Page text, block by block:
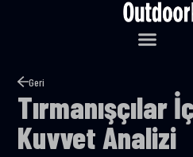
Geri
Tırmanışçılar
Kuvvet Analizi